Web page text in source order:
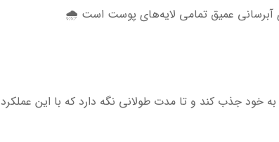
خود جذب کند و تا مدت طولانی نگه دارد که با این عملکرد